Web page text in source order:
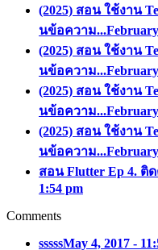
(2025) สอน ใช้งาน
นข้อความ...
(2025) สอน ใช้งาน
นข้อความ...
(2025) สอน ใช้งาน
นข้อความ...
(2025) สอน ใช้งาน
นข้อความ...
สอน Flutter Ep 4. ติด
1:54 pm
Comments
sssssMay 4, 2017 -